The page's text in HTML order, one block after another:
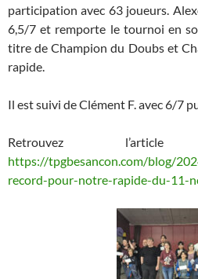
participation avec 63 joueurs.
6,5/7 et remporte le tournoi en
titre de Champion du Doubs et
rapide.
Il est suivi de Clément F. avec 6/7
Retrouvez
https://tpgbesancon.com/blog/
record-pour-notre-rapide-du-11-